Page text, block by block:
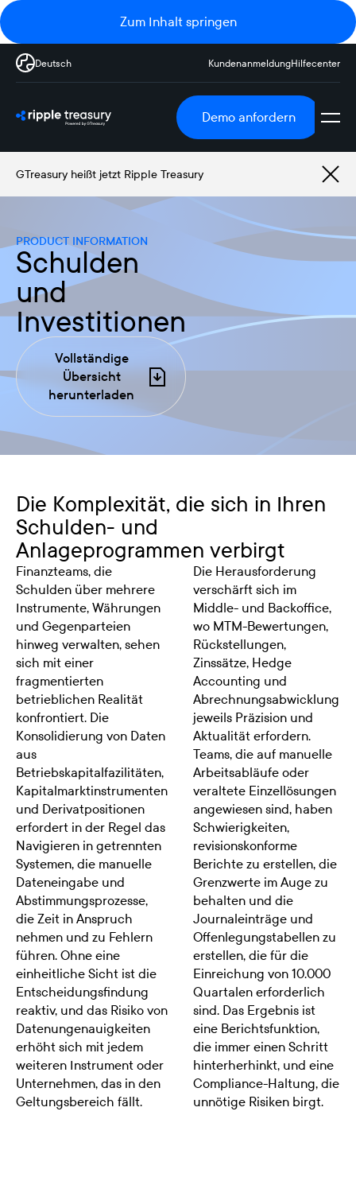
Zum Inhalt springen
Deutsch KundenanmeldungHilfecenter
Demo anfordern
GTreasury heißt jetzt Ripple Treasury
PRODUCT INFORMATION
Schulden
und
Investitionen
Vollständige
Übersicht
herunterladen
Die Komplexität, die sich in Ihren
Schulden- und
Anlageprogrammen verbirgt
Finanzteams, die
Schulden über mehrere
Instrumente, Währungen
und Gegenparteien
hinweg verwalten, sehen
sich mit einer
fragmentierten
betrieblichen Realität
konfrontiert. Die
Konsolidierung von Daten
aus
Betriebskapitalfazilitäten,
Kapitalmarktinstrumenten
und Derivatpositionen
erfordert in der Regel das
Navigieren in getrennten
Systemen, die manuelle
Dateneingabe und
Abstimmungsprozesse,
die Zeit in Anspruch
nehmen und zu Fehlern
führen. Ohne eine
einheitliche Sicht ist die
Entscheidungsfindung
reaktiv, und das Risiko von
Datenungenauigkeiten
erhöht sich mit jedem
weiteren Instrument oder
Unternehmen, das in den
Geltungsbereich fällt.
Die Herausforderung
verschärft sich im
Middle- und Backoffice,
wo MTM-Bewertungen,
Rückstellungen,
Zinssätze, Hedge
Accounting und
Abrechnungsabwicklung
jeweils Präzision und
Aktualität erfordern.
Teams, die auf manuelle
Arbeitsabläufe oder
veraltete Einzellösungen
angewiesen sind, haben
Schwierigkeiten,
revisionskonforme
Berichte zu erstellen, die
Grenzwerte im Auge zu
behalten und die
Journaleinträge und
Offenlegungstabellen zu
erstellen, die für die
Einreichung von 10.000
Quartalen erforderlich
sind. Das Ergebnis ist
eine Berichtsfunktion,
die immer einen Schritt
hinterherhinkt, und eine
Compliance-Haltung, die
unnötige Risiken birgt.